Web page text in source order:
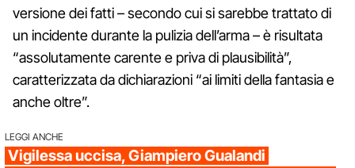
versione dei fatti – secondo cui si sarebbe trattato di
un incidente durante la pulizia dell’arma – è risultata
“assolutamente carente e priva di plausibilità”,
caratterizzata da dichiarazioni “ai limiti della fantasia e
anche oltre”.
LEGGI ANCHE
Vigilessa uccisa, Giampiero Gualandi